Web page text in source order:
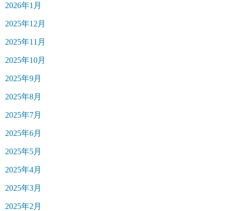
2026年1月
2025年12月
2025年11月
2025年10月
2025年9月
2025年8月
2025年7月
2025年6月
2025年5月
2025年4月
2025年3月
2025年2月